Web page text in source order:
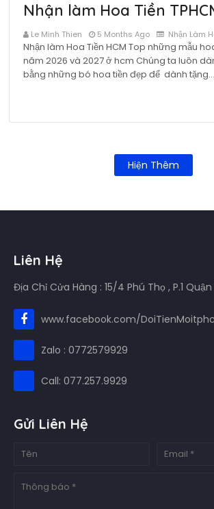
Nhận làm Hoa Tiền
Le Minh Thien 5 Months Ago Nhận Làm
Nhận làm Hoa Tiền HCM Top những mẫu
năm 2026 và 2027 ở hcm Chúng ta luôn
bằng những bó hoa tiền đẹp để dành tặng…
Hiện Thêm
Liên Hệ
Địa Chỉ Cửa Hàng : 15/4 Phú Thọ , P.1 Quận
www.facebook.com/
Zalo : 0772579929
Call: 077.257.9929
Gửi Liên Hệ